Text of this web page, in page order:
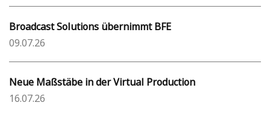
Broadcast Solutions übernimmt BFE
09.07.26
Neue Maßstäbe in der Virtual Production
16.07.26